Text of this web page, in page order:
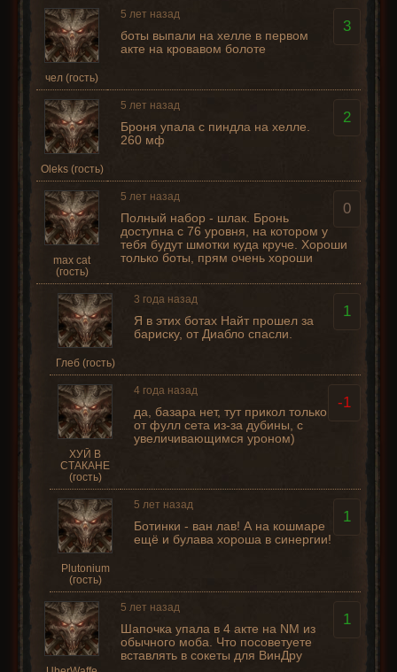
чел (гость)
3
5 лет назад
боты выпали на хелле в первом
акте на кровавом болоте
Oleks (гость)
2
5 лет назад
Броня упала с пиндла на хелле.
260 мф
max cat
(гость)
0
5 лет назад
Полный набор - шлак. Бронь
доступна с 76 уровня, на котором у
тебя будут шмотки куда круче. Хороши
только боты, прям очень хороши
Глеб (гость)
1
3 года назад
Я в этих ботах Найт прошел за
бариску, от Диабло спасли.
ХУЙ В
СТАКАНЕ
(гость)
-1
4 года назад
да, базара нет, тут прикол только
от фулл сета из-за дубины, с
увеличивающимся уроном)
Plutonium
(гость)
1
5 лет назад
Ботинки - ван лав! А на кошмаре
ещё и булава хороша в синергии!
1
5 лет назад
Шапочка упала в 4 акте на NM из
обычного моба. Что посоветуете
вставлять в сокеты для ВинДру